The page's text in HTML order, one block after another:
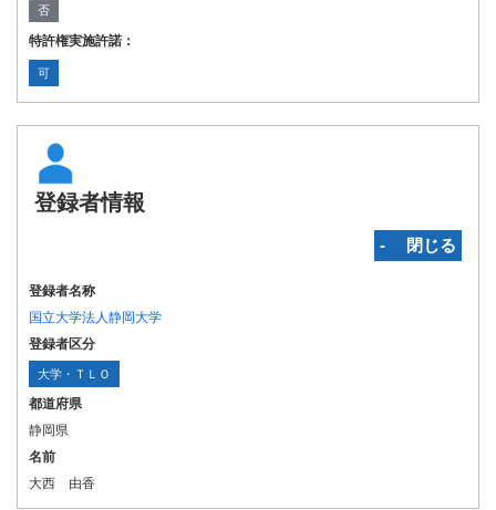
否
特許権実施許諾：
可
登録者情報
‐ 閉じる
登録者名称
国立大学法人静岡大学
登録者区分
大学・ＴＬＯ
都道府県
静岡県
名前
大西 由香